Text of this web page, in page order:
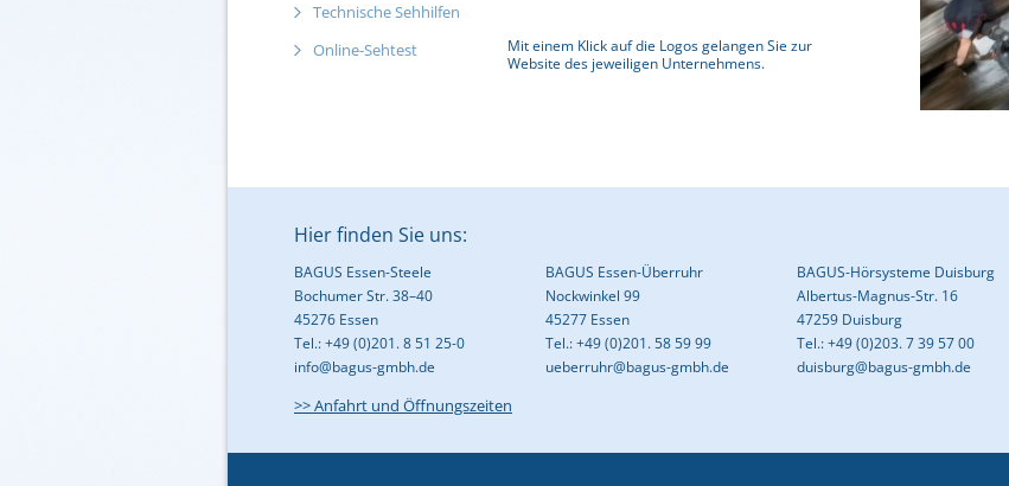
Technische Sehhilfen
Online-Sehtest
Mit einem Klick auf die Logos gelangen Sie zur
Website des jeweiligen Unternehmens.
Hier finden Sie uns:
BAGUS Essen-Steele
Bochumer Str. 38–40
45276 Essen
Tel.: +49 (0)201. 8 51 25-0
info@bagus-gmbh.de
BAGUS Essen-Überruhr
Nockwinkel 99
45277 Essen
Tel.: +49 (0)201. 58 59 99
ueberruhr@bagus-gmbh.de
BAGUS-Hörsysteme Duisburg
Albertus-Magnus-Str. 16
47259 Duisburg
Tel.: +49 (0)203. 7 39 57 00
duisburg@bagus-gmbh.de
>> Anfahrt und Öffnungszeiten